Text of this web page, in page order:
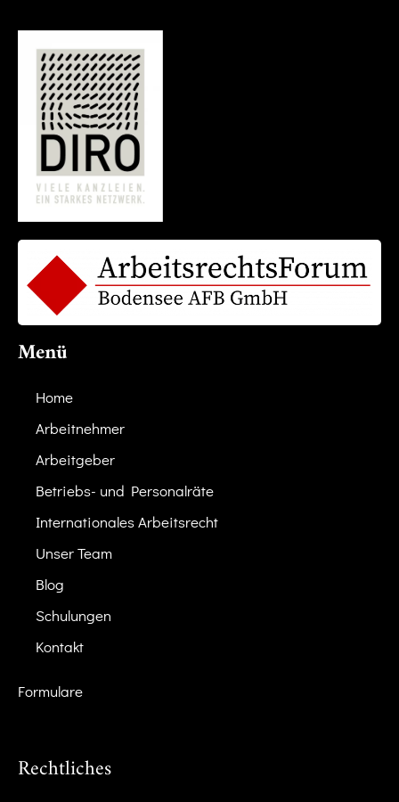
Menü
Home
Arbeitnehmer
Arbeitgeber
Betriebs- und Personalräte
Internationales Arbeitsrecht
Unser Team
Blog
Schulungen
Kontakt
Formulare
Rechtliches